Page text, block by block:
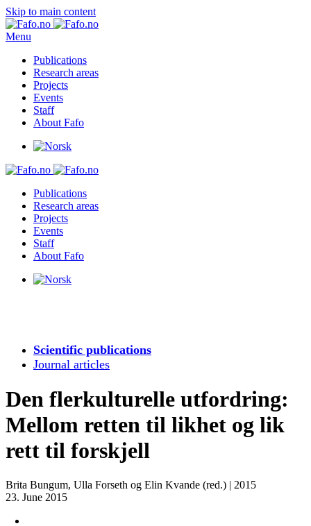
Skip to main content
Menu
Publications
Research areas
Projects
Events
Staff
About Fafo
Publications
Research areas
Projects
Events
Staff
About Fafo
Scientific publications
Journal articles
Den flerkulturelle utfordring:
Mellom retten til likhet og lik
rett til forskjell
Brita Bungum, Ulla Forseth og Elin Kvande (red.) | 2015
23. June 2015